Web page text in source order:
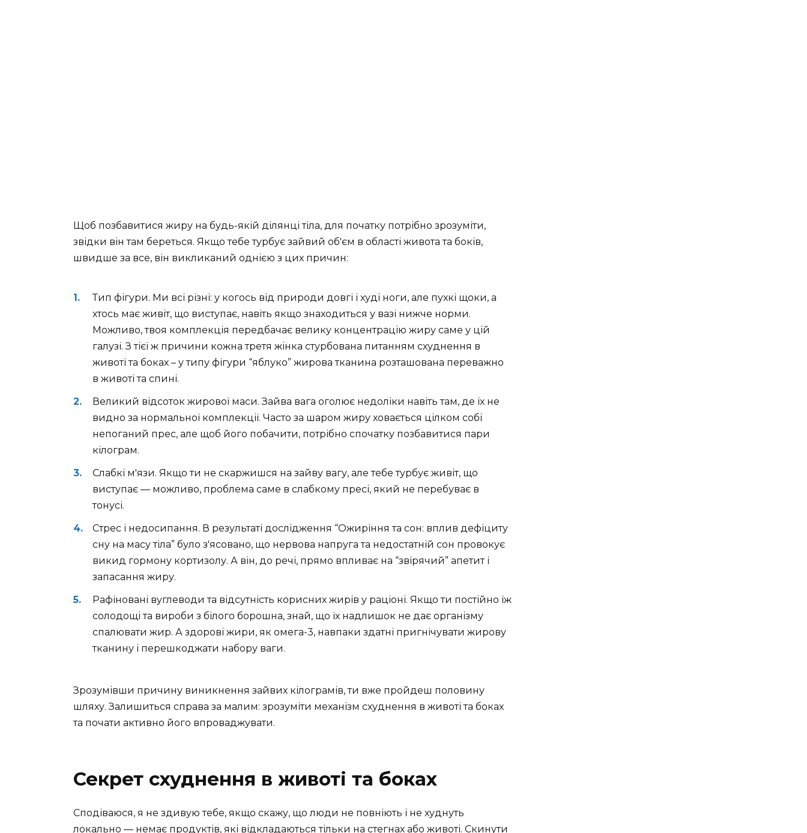
Щоб позбавитися жиру на будь-якій ділянці тіла, для початку потрібно зрозуміти,
звідки він там береться. Якщо тебе турбує зайвий об'єм в області живота та боків,
швидше за все, він викликаний однією з цих причин:
Тип фігури. Ми всі різні: у когось від природи довгі і худі ноги, але пухкі щоки, а
хтось має живіт, що виступає, навіть якщо знаходиться у вазі нижче норми.
Можливо, твоя комплекція передбачає велику концентрацію жиру саме у цій
галузі. З тієї ж причини кожна третя жінка стурбована питанням схуднення в
животі та боках – у типу фігури “яблуко” жирова тканина розташована переважно
в животі та спині.
Великий відсоток жирової маси. Зайва вага оголює недоліки навіть там, де їх не
видно за нормальної комплекції. Часто за шаром жиру ховається цілком собі
непоганий прес, але щоб його побачити, потрібно спочатку позбавитися пари
кілограм.
Слабкі м'язи. Якщо ти не скаржишся на зайву вагу, але тебе турбує живіт, що
виступає — можливо, проблема саме в слабкому пресі, який не перебуває в
тонусі.
Стрес і недосипання. В результаті дослідження “Ожиріння та сон: вплив дефіциту
сну на масу тіла” було з'ясовано, що нервова напруга та недостатній сон провокує
викид гормону кортизолу. А він, до речі, прямо впливає на “звірячий” апетит і
запасання жиру.
Рафіновані вуглеводи та відсутність корисних жирів у раціоні. Якщо ти постійно їж
солодощі та вироби з білого борошна, знай, що їх надлишок не дає організму
спалювати жир. А здорові жири, як омега-3, навпаки здатні пригнічувати жирову
тканину і перешкоджати набору ваги.
Зрозумівши причину виникнення зайвих кілограмів, ти вже пройдеш половину
шляху. Залишиться справа за малим: зрозуміти механізм схуднення в животі та боках
та почати активно його впроваджувати.
Секрет схуднення в животі та боках
Сподіваюся, я не здивую тебе, якщо скажу, що люди не повніють і не худнуть
локально — немає продуктів, які відкладаються тільки на стегнах або животі. Скинути